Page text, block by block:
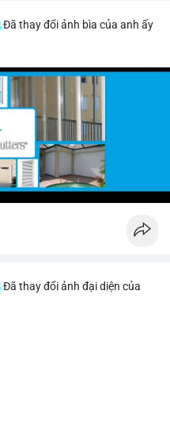
Đã thay đổi ảnh bìa của anh ấy
Đã thay đổi ảnh đại diện của